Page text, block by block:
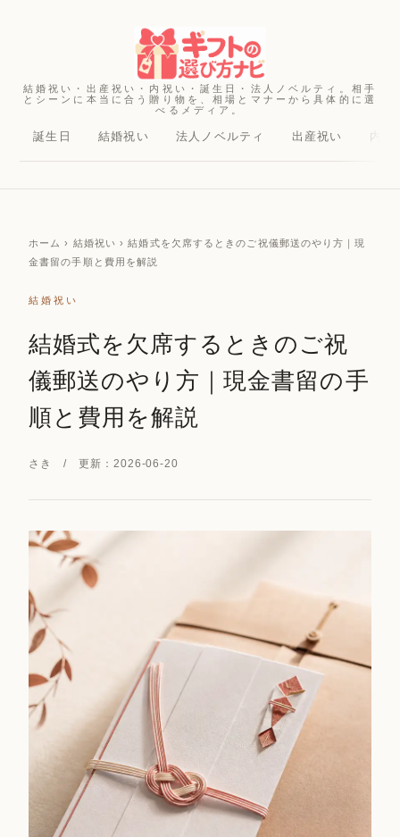
結婚祝い・出産祝い・内祝い・誕生日・法人ノベルティ。相手
とシーンに本当に合う贈り物を、相場とマナーから具体的に選
べるメディア。
誕生日 結婚祝い 法人ノベルティ 出産祝い 内祝
ホーム › 結婚祝い › 結婚式を欠席するときのご祝儀郵送のやり方｜現
金書留の手順と費用を解説
結婚祝い
結婚式を欠席するときのご祝
儀郵送のやり方｜現金書留の手
順と費用を解説
さき / 更新：2026-06-20